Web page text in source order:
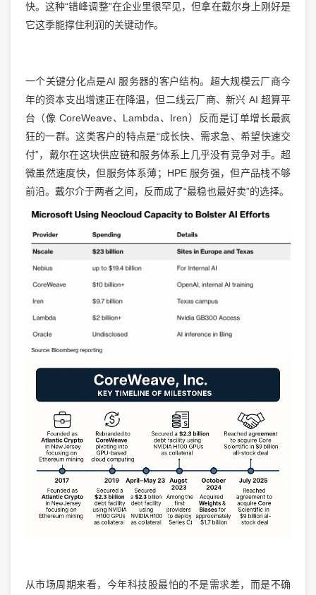
快。这种“错峰调整”在企业里很罕见，但拿在戴尔身上刚好是
它这季能撑住利润的关键动作。
一个关键分化点是AI 服务器的客户结构。超大规模云厂商今
年的资本支出增速正在降温，但二线云厂商、新兴 AI 超算平
台（像 CoreWeave、Lambda、Iren）反而是订单增长最疯
狂的一群。这类客户的特点是“成长快、需求急、希望快速交
付”，戴尔在这块供应链和服务体系上几乎没有竞争对手。超
微虽然速度快，但服务体系薄；HPE 服务强，但产品栈不够
前沿。戴尔介于两者之间，反而成了“最稳也最好卖”的选择。
从市场周期来看，今年科技股最怕的不是需求差，而是不确